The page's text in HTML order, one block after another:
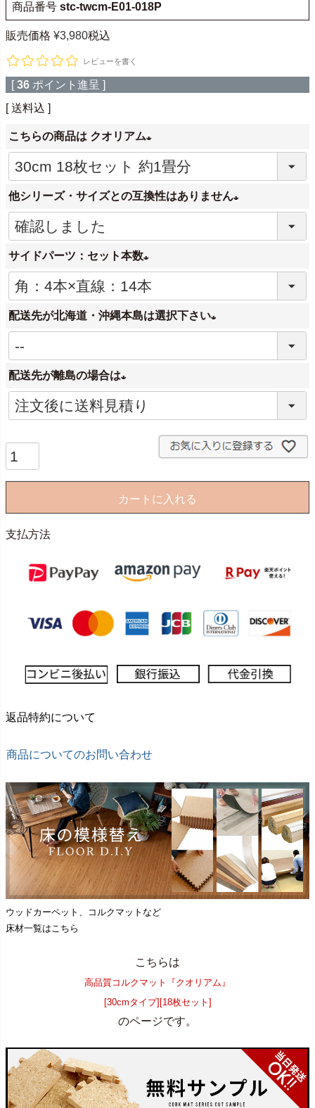
商品番号 stc-twcm-E01-018P
販売価格 ¥3,980税込
レビューを書く
[ 36 ポイント進呈 ]
送料込
こちらの商品は クオリアム
(
必
須
他シリーズ・サイズとの互換性はありません
必
サイドパーツ：セット本数
(
必
須
配送先が北海道・沖縄本島は選択下さい
必
配送先が離島の場合は
(
必
カートに入れる
支払方法
返品特約について
商品についてのお問い合わせ
ウッドカーペット、コルクマットなど
床材一覧はこちら
こちらは
高品質コルクマット『クオリアム』
[30cmタイプ][18枚セット]
のページです。